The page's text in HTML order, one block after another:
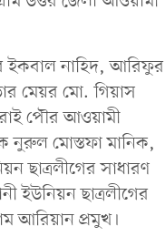
ইকবাল নাহিদ, আরিফুর
মেয়র মো. গিয়াস
পৌর আওয়ামী
নুরুল মোস্তফা মানিক,
ছাত্রলীগের সাধারণ
ইউনিয়ন ছাত্রলীগের
আরিয়ান প্রমুখ।